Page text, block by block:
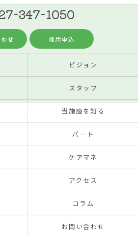
347-1050
せ 採用申込
ビジョン
スタッフ
当施設を知る
パート
ケアマネ
アクセス
コラム
お問い合わせ